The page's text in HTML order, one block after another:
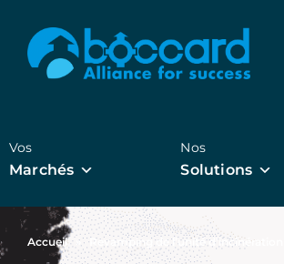
Vos
Marchés
Nos
Solutions
Accueil » Revamping de l’unité